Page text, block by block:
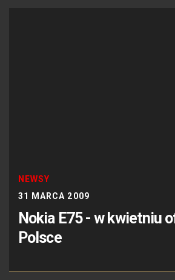
NEWSY
31 MARCA 2009
Nokia E75 - w kwietniu
Polsce